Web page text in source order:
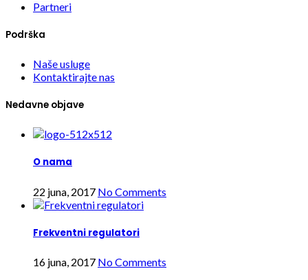
Partneri
Podrška
Naše usluge
Kontaktirajte nas
Nedavne objave
O nama
22 juna, 2017 No Comments
Frekventni regulatori
16 juna, 2017 No Comments